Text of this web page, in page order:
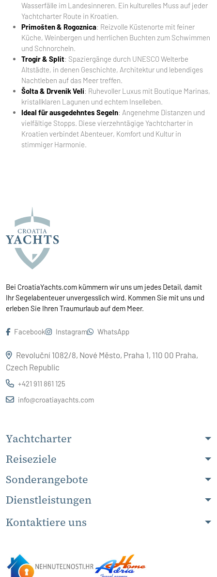
Wasserfälle im Landesinneren. Ein kulturelles Muss auf jeder
Yachtcharter Route in Kroatien.
Primošten & Rogoznica: Reizvolle Küstenorte mit feiner
Küche, Weinbergen und herrlichen Buchten zum Schwimmen
und Schnorcheln.
Trogir & Split: Spaziergänge durch UNESCO Welterbe
Altstädte, in denen Geschichte, Architektur und lebendiges
Nachtleben auf das Meer treffen.
Šolta & Drvenik Veli: Ruhevoller Luxus mit Boutique Marinas,
kristallklaren Lagunen und echtem Inselleben.
Ideal für ausgedehntes Segeln: Angenehme Distanzen und
vielfältige Stopps. Diese vierzehntägige Yachtcharter in
Kroatien verbindet Abenteuer, Komfort und Kultur in
stimmiger Harmonie.
Bei CroatiaYachts.com kümmern wir uns um jedes Detail, damit
Ihr Segelabenteuer unvergesslich wird. Kommen Sie mit uns und
erleben Sie Ihren Traumurlaub auf dem Meer.
Facebook Instagram WhatsApp
Revoluční 1082/8, Nové Město, Praha 1, 110 00 Praha,
Czech Republic
+421 911 861 125
info@croatiayachts.com
Yachtcharter
Reiseziele
Sonderangebote
Dienstleistungen
Kontaktiere uns